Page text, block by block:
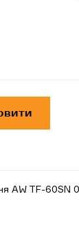
AW TF-60SN